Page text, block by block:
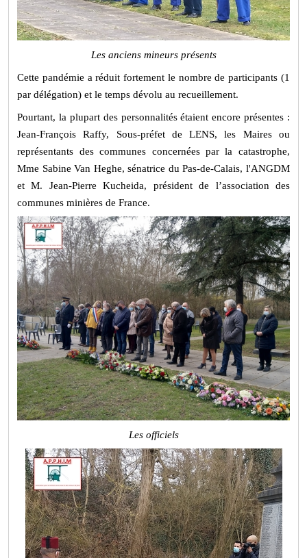
Les anciens mineurs présents
Cette pandémie a réduit fortement le nombre de participants (1
par délégation) et le temps dévolu au recueillement.
Pourtant, la plupart des personnalités étaient encore présentes :
Jean-François Raffy, Sous-préfet de LENS, les Maires ou
représentants des communes concernées par la catastrophe,
Mme Sabine Van Heghe, sénatrice du Pas-de-Calais, l'ANGDM
et M. Jean-Pierre Kucheida, président de l’association des
communes minières de France.
Les officiels